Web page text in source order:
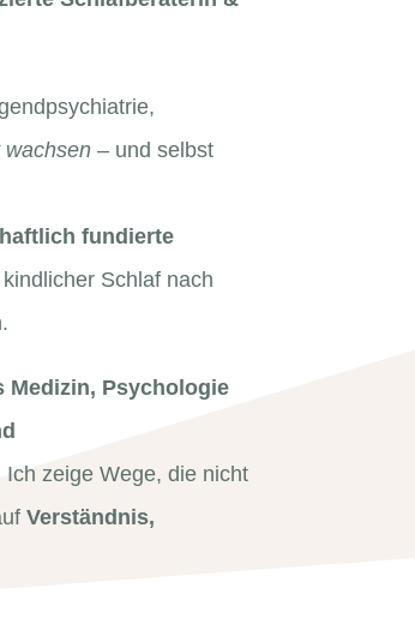
wachsen – und selbst
fundierte
Schlaf nach
Medizin, Psychologie
Ich zeige Wege, die nicht
Verständnis,